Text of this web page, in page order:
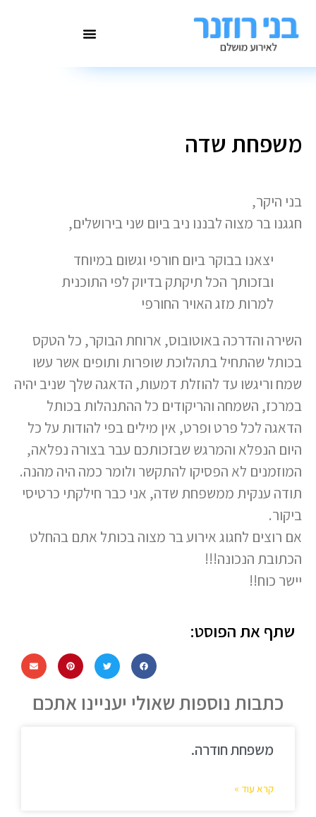
משפחת שדה
בני היקר,
חגגנו בר מצוה לבננו ניב ביום שני בירושלים,
יצאנו בבוקר ביום חורפי וגשום במיוחד
ובזכותך הכל תיקתק בדיוק לפי התוכנית
למרות מזג האויר החורפי
השירה והדרכה באוטובוס, ארוחת הבוקר, כל הטקס
בכותל שהתחיל בתהלוכת שופרות ותופים אשר עשו
שמח וריגשו עד להוזלת דמעות, הדאגה שלך שניב יהיה
במרכז, השמחה והריקודים כל ההתנהלות בכותל
הדאגה לכל פרט ופרט, אין מילים בפי להודות על כל
היום הנפלא והמרגש שבזכותכם עבר בצורה נפלאה,
המוזמנים לא הפסיקו להתקשר ולומר כמה היה מהנה.
תודה ענקית ממשפחת שדה, אני כבר חילקתי כרטיסי
ביקור.
אם רוצים לחגוג אירוע בר מצוה בכותל אתם בהחלט
הכתובת הנכונה!!!
יישר כוח!!
שתף את הפוסט:
כתבות נוספות שאולי יעניינו אתכם
משפחת חודרה.
קרא עוד »